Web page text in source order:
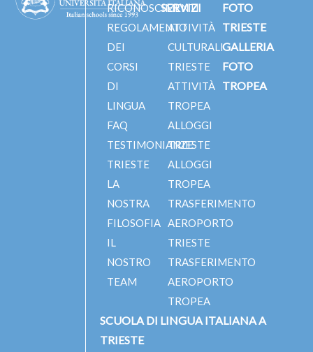
RICONOSCIMENTI
REGOLAMENTO
DEI
CORSI
DI
LINGUA
FAQ
TESTIMONIANZE
TRIESTE
LA
NOSTRA
FILOSOFIA
IL
NOSTRO
TEAM
SERVIZI
ATTIVITÀ
CULTURALI
TRIESTE
ATTIVITÀ
TROPEA
ALLOGGI
TRIESTE
ALLOGGI
TROPEA
TRASFERIMENTO
AEROPORTO
TRIESTE
TRASFERIMENTO
AEROPORTO
TROPEA
FOTO
TRIESTE
GALLERIA
FOTO
TROPEA
SCUOLA DI LINGUA ITALIANA A
TRIESTE